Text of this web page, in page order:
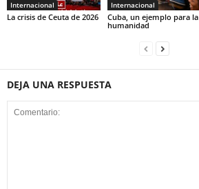
Internacional
La crisis de Ceuta de 2026
Internacional
Cuba, un ejemplo para la
humanidad
DEJA UNA RESPUESTA